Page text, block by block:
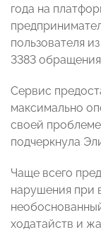
года на
пользователя
3383
Сервис
максимально
своей
подчеркнула
Чаще всего
нарушения при
ходатайств и